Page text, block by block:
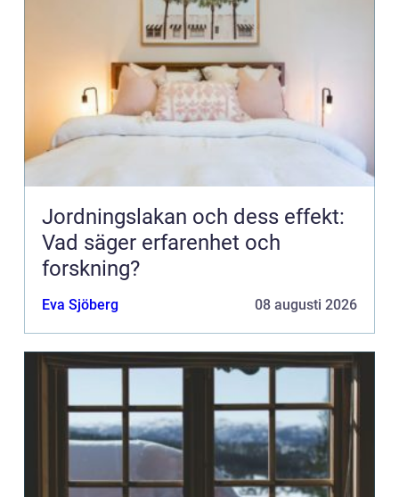
Jordningslakan och dess effekt:
Vad säger erfarenhet och
forskning?
Eva Sjöberg 08 augusti 2026